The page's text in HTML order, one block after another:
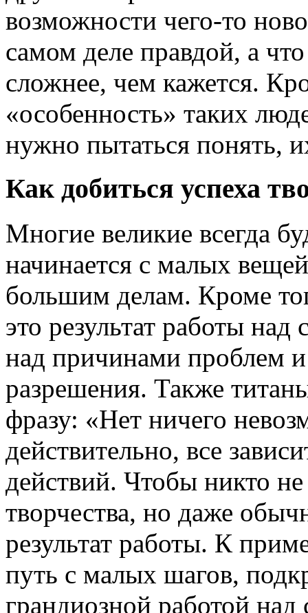
возможности чего-то
самом деле правдой, а
сложнее, чем кажется.
«особенность» таких
нужно пытаться понять,
Как добиться успеха
Многие великие всегда
начинается с малых
большим делам. Кроме
это результат работы над
над причинами проблем
разрешения. Также
фразу: «Нет ничего
действительно, все
действий. Чтобы никто
творчества, но даже
результат работы. К
путь с малых шагов,
грандиозной работой